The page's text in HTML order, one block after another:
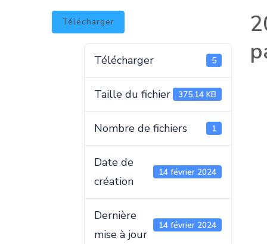
Télécharger
Télécharger 5
Taille du fichier 375.14 KB
Nombre de fichiers 1
Date de
création
14 février 2024
Dernière
mise à jour
14 février 2024